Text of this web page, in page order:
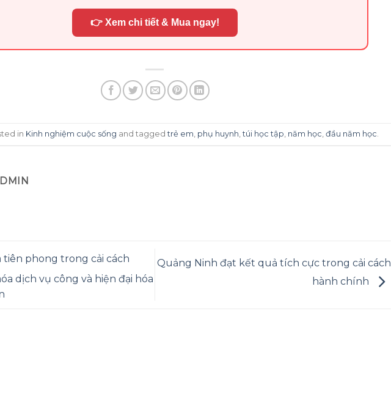
👉 Xem chi tiết & Mua ngay!
in Kinh nghiệm cuộc sống and taggedtrẻ em phụ huynh ,túi học tập năm học ,đầu năm học
tiên phong trong cải cách
dịch vụ công và hiện đại hóa
Quảng Ninh đạt kết quả tích cực trong cải cách
hành chính